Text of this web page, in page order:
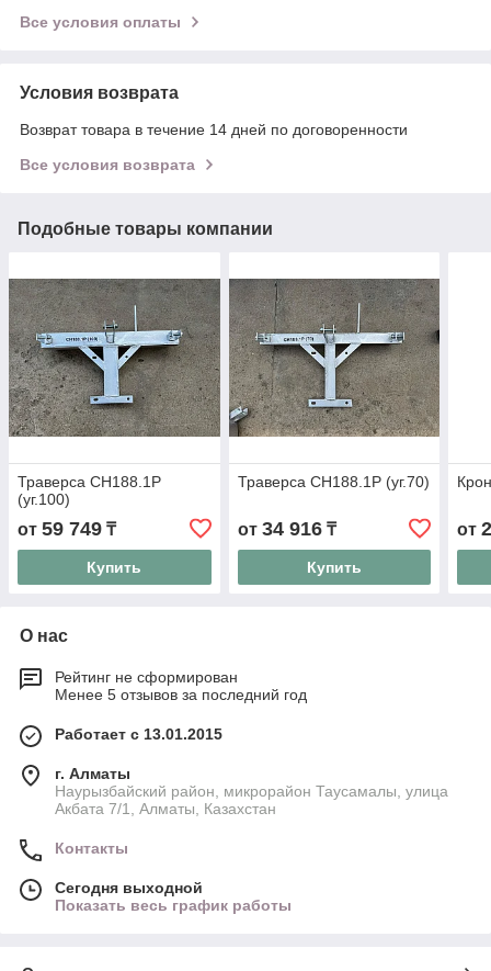
Все условия оплаты
Условия возврата
Возврат товара в течение 14 дней по договоренности
Все условия возврата
Подобные товары компании
Траверса СН188.1Р
(уг.100)
от 59 749 ₸
Купить
Траверса СН188.1Р (уг.70)
от 34 916₸
Купить
от
О нас
Рейтинг не сформирован
Менее 5 отзывов за последний год
Работает с 13.01.2015
г. Алматы
Наурызбайский район, микрорайон Таусамалы, улица
Акбата 7/1, Алматы, Казахстан
Контакты
Сегодня выходной
Показать весь график работы